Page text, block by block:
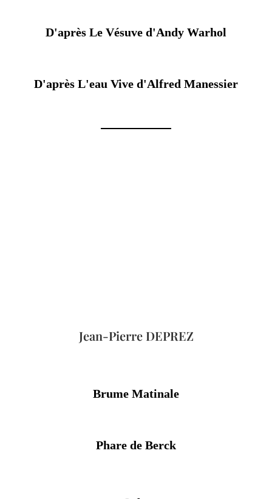
D'après Le Vésuve d'Andy Warhol
D'après L'eau Vive d'Alfred Manessier
Jean-Pierre DEPREZ
Brume Matinale
Phare de Berck